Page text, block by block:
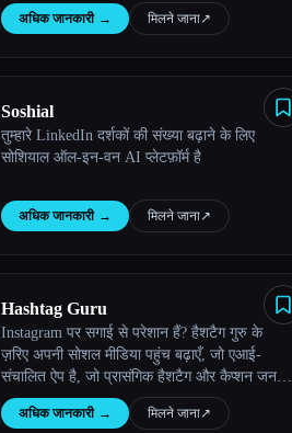
अधिक जानकारी → मिलने जाना↗︎
Soshial
तुम्हारे LinkedIn दर्शकों की संख्या बढ़ाने के लिए
सोशियाल ऑल-इन-वन AI प्लेटफ़ॉर्म है
अधिक जानकारी → मिलने जाना↗︎
Hashtag Guru
Instagram पर सगाई से परेशान हैं? हैशटैग गुरु के
ज़रिए अपनी सोशल मीडिया पहुंच बढ़ाएँ, जो एआई-
संचालित ऐप है, जो प्रासंगिक हैशटैग और कैप्शन जनरेट
करता है, ताकि पोस्टिंग को आसान बनाया जा सके और
सहभागिता बढ़ाई जा सके।
अधिक जानकारी → मिलने जाना↗︎